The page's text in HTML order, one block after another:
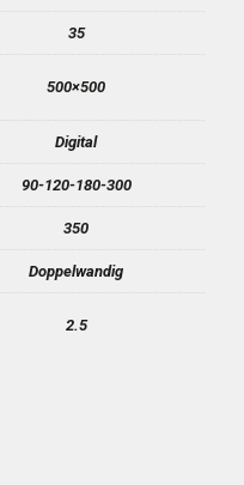
35
500×500
Digital
90-120-180-300
350
Doppelwandig
2.5